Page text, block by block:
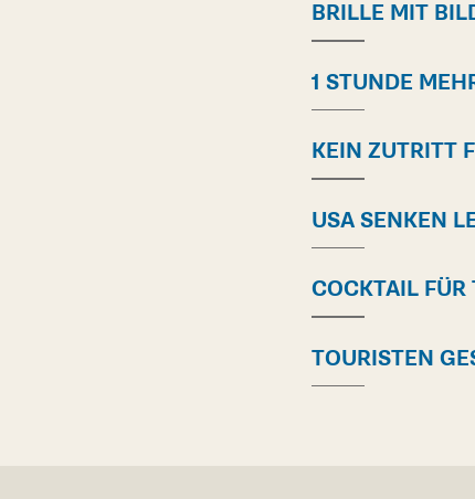
BRILLE MIT
1 STUNDE
KEIN ZUTRITT
USA SENKEN
COCKTAIL FÜR
TOURISTEN